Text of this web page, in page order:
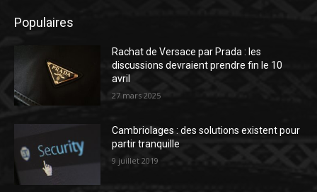
Populaires
Rachat de Versace par Prada : les
discussions devraient prendre fin le 10
avril
27 mars 2025
Cambriolages : des solutions existent pour
partir tranquille
9 juillet 2019